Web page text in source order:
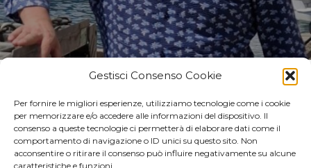
Gestisci Consenso Cookie
Per fornire le migliori esperienze, utilizziamo tecnologie come i cookie
per memorizzare e/o accedere alle informazioni del dispositivo. Il
consenso a queste tecnologie ci permetterà di elaborare dati come il
comportamento di navigazione o ID unici su questo sito. Non
acconsentire o ritirare il consenso può influire negativamente su alcune
caratteristiche e funzioni.
POTREBBERO INTERESSARTI
Villa Raiano, il
territorio come
metodo produttivo
Nel cuore della Valle del